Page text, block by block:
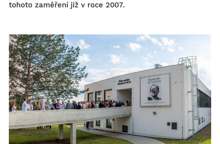
tohoto zaměření již v roce 2007.